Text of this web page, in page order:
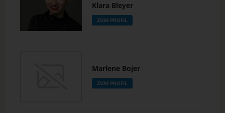
Klara Bleyer
ZUM PROFIL
Marlene Bojer
ZUM PROFIL